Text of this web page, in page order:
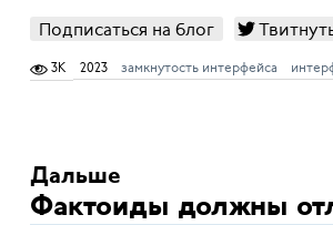
Подписаться на блог
3K 2023 замкнутость интерфейса
Дальше
Фактоиды должны